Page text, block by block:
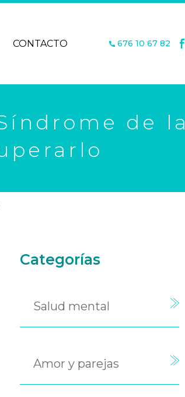
CONTACTO 676 10 67 82
de la
Categorías
Salud mental
Amor y parejas